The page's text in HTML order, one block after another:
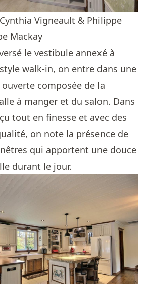
Vigneault & Philippe
Mackay
le vestibule annexé à
walk-in, on entre dans une
composée de la
à manger et du salon. Dans
tout en finesse et avec des
on note la présence de
qui apportent une douce
durant le jour.